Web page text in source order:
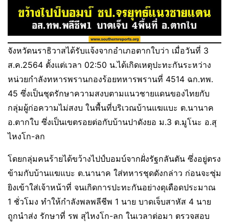
จังหวัดนราธิวาสได้รับแจ้งจากอำเภอตากใบว่า เมื่อวันที่ 3
ส.ค.2564 ตั้งแต่เวลา 02:50 น.ได้เกิดเหตุปะทะกันระหว่าง
หน่วยกำลังทหารพรานกองร้อยทหารพรานที่ 4514 ฉก.ทพ.
45 ซึ่งเป็นชุดรักษาความสงบตามแนวชายแดนของไทยกับ
กลุ่มผู้ก่อความไม่สงบ ในพื้นที่บริเวณบ้านแฆแบะ ต.นานาค
อ.ตากใบ ซึ่งเป็นเขตรอยต่อกับบ้านปาดังยอ ม.3 ต.มูโนะ อ.สุ
ไหงโก-ลก
โดยกลุ่มคนร้ายได้ขว้างไปป์บอมบ์จากฝั่งรัฐกลันตัน ซึ่งอยู่ตรง
ข้ามกับบ้านแฆแบะ ต.นานาค ใส่ทหารชุดดังกล่าว ก่อนจะซุ่ม
ยิงเข้าใส่เจ้าหน้าที่ จนเกิดการปะทะกันอย่างดุเดือดประมาณ
1 ชั่วโมง ทำให้กำลังพลพลีชีพ 1 นาย บาดเจ็บสาหัส 4 นาย
ถูกนำส่ง รักษาที่ รพ สุไหงโก-ลก ในเวลาต่อมา ตรวจสอบ